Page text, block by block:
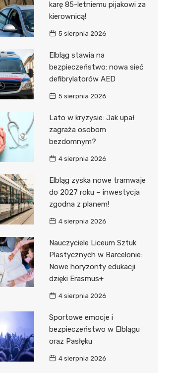
karę 85-letniemu pijakowi za
kierownicą!
5 sierpnia 2026
Elbląg stawia na
bezpieczeństwo: nowa sieć
defibrylatorów AED
5 sierpnia 2026
Lato w kryzysie: Jak upał
zagraża osobom
bezdomnym?
4 sierpnia 2026
Elbląg zyska nowe tramwaje
do 2027 roku – inwestycja
zgodna z planem!
4 sierpnia 2026
Nauczyciele Liceum Sztuk
Plastycznych w Barcelonie:
Nowe horyzonty edukacji
dzięki Erasmus+
4 sierpnia 2026
Sportowe emocje i
bezpieczeństwo w Elblągu
oraz Pasłęku
4 sierpnia 2026